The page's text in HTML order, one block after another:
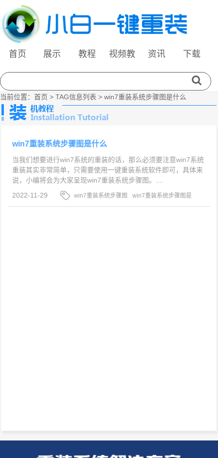
首页 展示 教程
视频教
资讯 下载
当前位置： 首页 > TAG信息列表 > win7重装系统步骤图是什么
win7重装系统步骤图是什么
当我们想要进行win7系统的重装的话，那么必须要注意win7系统
重装其实非常简单，只需要使用一键重装系统软件即可，具体来
说，小编将会为大家呈现win7重装系统步骤图。....
2022-11-29
win7重装系统步骤图
win7重装系统步骤图是
什么
win7重装系统的方法